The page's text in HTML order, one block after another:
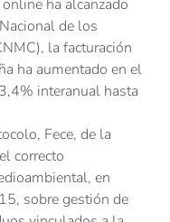
ha alcanzado
de los
la facturación
ha aumentado en el
interanual hasta
Fece, de la
correcto
en
sobre gestión de